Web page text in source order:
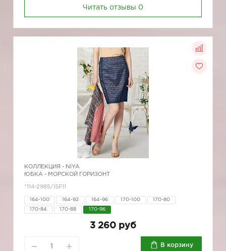
Читать отзывы 0
КОЛЛЕКЦИЯ - NIYA
ЮБКА - МОРСКОЙ ГОРИЗОНТ
*114-2985/ISF11
164-100 164-92 164-96 170-100 170-80
170-84 170-88 170-96
3 260 руб
В корзину